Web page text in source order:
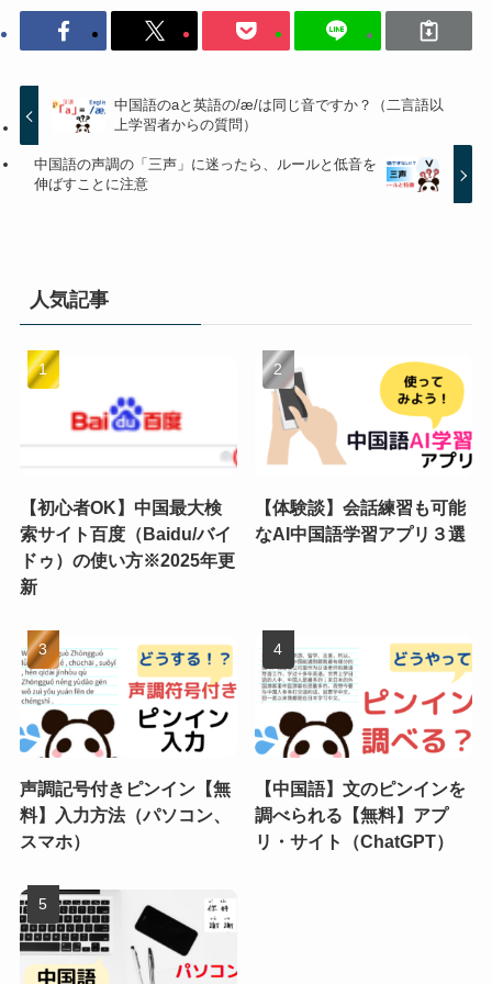
中国語のaと英語の/æ/は同じ音ですか？（二言語以
上学習者からの質問）
中国語の声調の「三声」に迷ったら、ルールと低音を
伸ばすことに注意
人気記事
【初心者OK】中国最大検
索サイト百度（Baidu/バイ
ドゥ）の使い方※2025年更
新
【体験談】会話練習も可能
なAI中国語学習アプリ３選
声調記号付きピンイン【無
料】入力方法（パソコン、
スマホ）
【中国語】文のピンインを
調べられる【無料】アプ
リ・サイト（ChatGPT）